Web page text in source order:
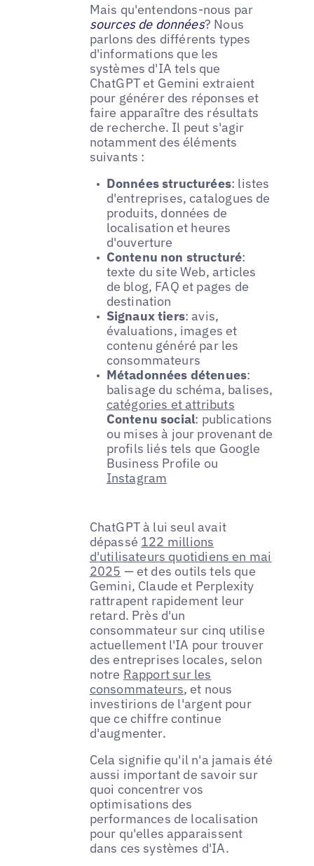
Mais qu'entendons-nous par
sources de données? Nous
parlons des différents types
d'informations que les
systèmes d'IA tels que
ChatGPT et Gemini extraient
pour générer des réponses et
faire apparaître des résultats
de recherche. Il peut s'agir
notamment des éléments
suivants :
Données structurées: listes
d'entreprises, catalogues de
produits, données de
localisation et heures
d'ouverture
Contenu non structuré:
texte du site Web, articles
de blog, FAQ et pages de
destination
Signaux tiers: avis,
évaluations, images et
contenu généré par les
consommateurs
Métadonnées détenues:
balisage du schéma, balises,
catégories et attributs
Contenu social: publications
ou mises à jour provenant de
profils liés tels que Google
Business Profile ou
Instagram
ChatGPT à lui seul avait
dépassé 122 millions
d'utilisateurs quotidiens en mai
2025 — et des outils tels que
Gemini, Claude et Perplexity
rattrapent rapidement leur
retard. Près d'un
consommateur sur cinq utilise
actuellement l'IA pour trouver
des entreprises locales, selon
notre Rapport sur les
consommateurs, et nous
investirions de l'argent pour
que ce chiffre continue
d'augmenter.
Cela signifie qu'il n'a jamais été
aussi important de savoir sur
quoi concentrer vos
optimisations des
performances de localisation
pour qu'elles apparaissent
dans ces systèmes d'IA.